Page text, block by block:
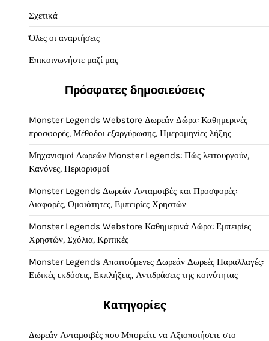
Σχετικά
Όλες οι αναρτήσεις
Επικοινωνήστε μαζί μας
Πρόσφατες δημοσιεύσεις
Monster Legends Webstore Δωρεάν Δώρα: Καθημερινές
προσφορές, Μέθοδοι εξαργύρωσης, Ημερομηνίες λήξης
Μηχανισμοί Δωρεών Monster Legends: Πώς λειτουργούν,
Κανόνες, Περιορισμοί
Monster Legends Δωρεάν Ανταμοιβές και Προσφορές:
Διαφορές, Ομοιότητες, Εμπειρίες Χρηστών
Monster Legends Webstore Καθημερινά Δώρα: Εμπειρίες
Χρηστών, Σχόλια, Κριτικές
Monster Legends Απαιτούμενες Δωρεάν Δωρεές Παραλλαγές:
Ειδικές εκδόσεις, Εκπλήξεις, Αντιδράσεις της κοινότητας
Κατηγορίες
Δωρεάν Ανταμοιβές που Μπορείτε να Αξιοποιήσετε στο